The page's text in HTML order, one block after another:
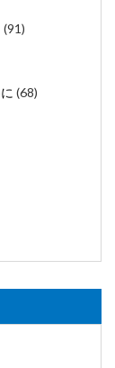
(91)
(68)